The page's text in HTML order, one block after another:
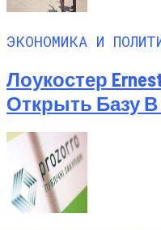
ЭКОНОМИКА И
Лоукостер
Открыть Базу